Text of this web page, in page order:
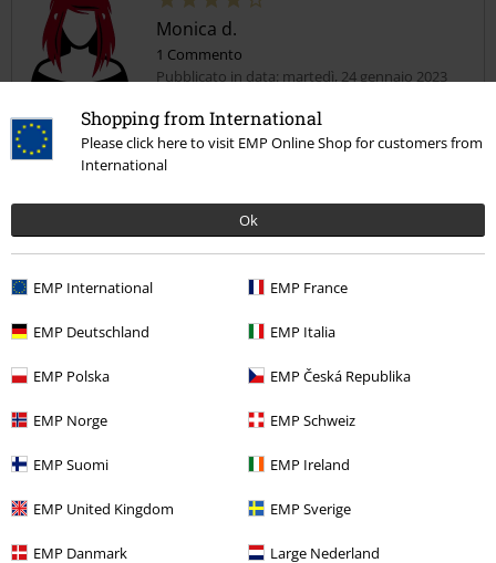
Shopping from International
Please click here to visit EMP Online Shop for customers from
International
Ok
EMP International EMP France
EMP Deutschland EMP Italia
EMP Polska EMP Česká Republika
EMP Norge EMP Schweiz
EMP Suomi EMP Ireland
EMP United Kingdom EMP Sverige
EMP Danmark Large Nederland
Monica d.
1 Commento
Pubblicato in data: martedì, 24 gennaio 2023
Buono
Uno dei miei album preferiti. Purtroppo si sono formate delle bolle
Il commento è stato utile?